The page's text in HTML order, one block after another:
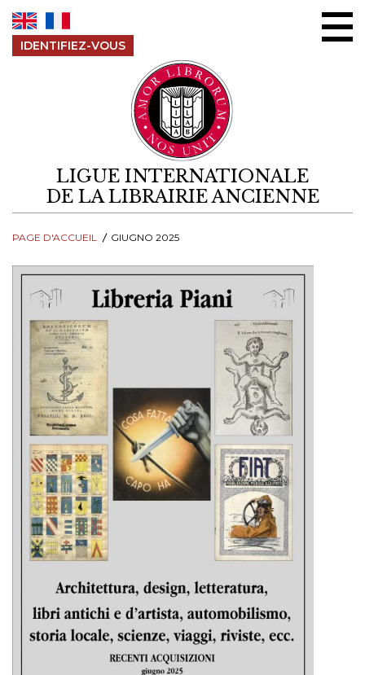
IDENTIFIEZ-VOUS
LIGUE INTERNATIONALE
DE LA LIBRAIRIE ANCIENNE
PAGE D'ACCUEIL GIUGNO 2025